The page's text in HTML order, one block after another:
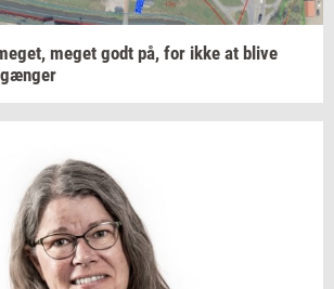
meget godt på, for ikke at blive